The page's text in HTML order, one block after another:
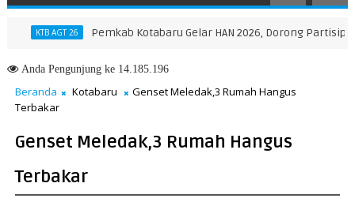
KTB AGT 26 Pemkab Kotabaru Gelar HAN 2026, Dorong Partisipasi
AndaPengunjung ke 14.185.196
Beranda Kotabaru
Genset Meledak,3 Rumah Hangus
Terbakar
Genset Meledak,3 Rumah Hangus
Terbakar